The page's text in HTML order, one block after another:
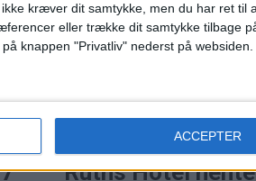
kræver dit samtykke, men du har ret til
eller trække dit samtykke tilbage
knappen "Privatliv" nederst på websiden.
ACCEPTER
HOTEL
Ruths Hotel